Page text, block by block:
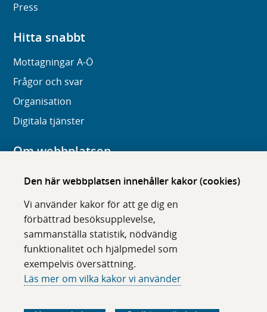
Den här webbplatsen innehåller kakor (cookies)
Vi använder kakor för att ge dig en
förbättrad besöksupplevelse,
sammanställa statistik, nödvändig
funktionalitet och hjälpmedel som
exempelvis översättning.
Läs mer om vilka kakor vi använder
Press
Hitta snabbt
Mottagningar A-Ö
Frågor och svar
Organisation
Digitala tjänster
Om webbplatsen
Om karolinska.se
Tillgänglighet
Om cookies
Följ oss i sociala medier
ö
ö
ö